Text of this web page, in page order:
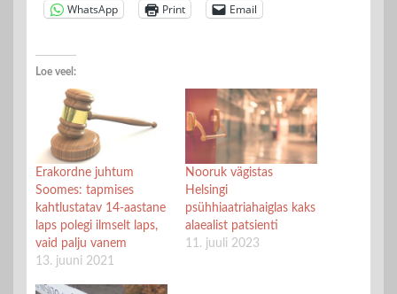
WhatsApp
Print Email
Loe veel:
Erakordne juhtum
Soomes: tapmises
kahtlustatav 14-aastane
laps polegi ilmselt laps,
vaid palju vanem
13. juuni 2021
Nooruk vägistas
Helsingi
psühhiaatriahaiglas kaks
alaealist patsienti
11. juuli 2023